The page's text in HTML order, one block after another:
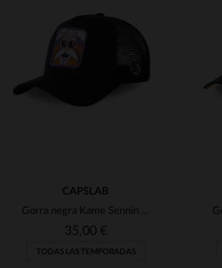
CAPSLAB
Gorra negra Kame Sennin Gran Tortuga
35,00 €
TODAS LAS TEMPORADAS